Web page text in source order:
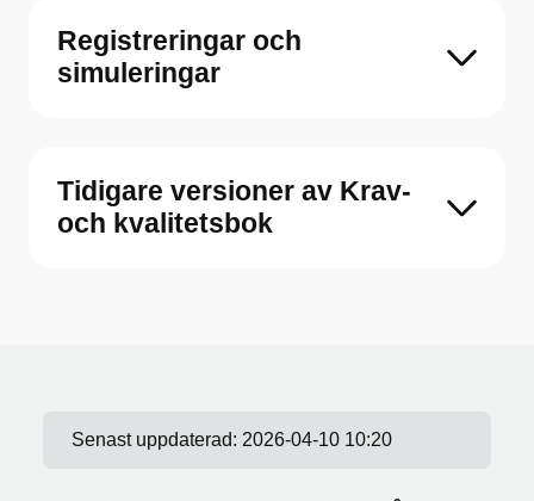
Registreringar och
simuleringar
Tidigare versioner av Krav-
och kvalitetsbok
Senast uppdaterad: 2026-04-10 10:20